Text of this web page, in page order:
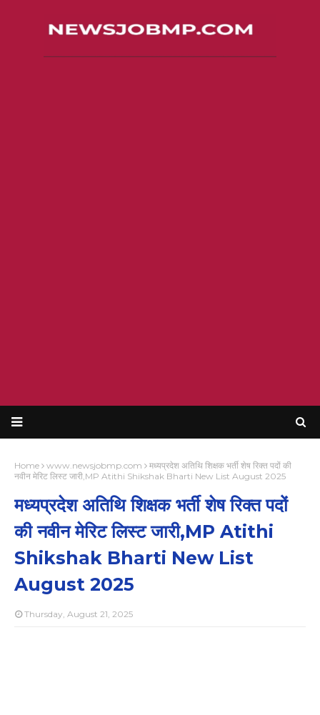
Home www.newsjobmp.com
मध्यप्रदेश अतिथि शिक्षक भर्ती शेष रिक्त पदों की
नवीन मेरिट लिस्ट जारी,MP Atithi Shikshak Bharti New List August 2025
मध्यप्रदेश अतिथि शिक्षक भर्ती शेष रिक्त पदों
की नवीन मेरिट लिस्ट जारी,MP Atithi
Shikshak Bharti New List
August 2025
Thursday, August 21, 2025